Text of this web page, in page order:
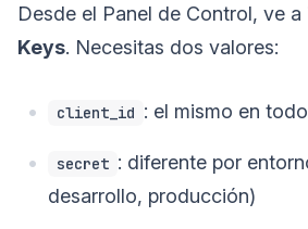
Desde el Panel de Control, ve a
Keys. Necesitas dos valores:
client_id : el mismo en
secret : diferente por
desarrollo, producción)